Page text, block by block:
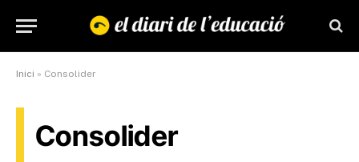
Inici » Consolider
Consolider